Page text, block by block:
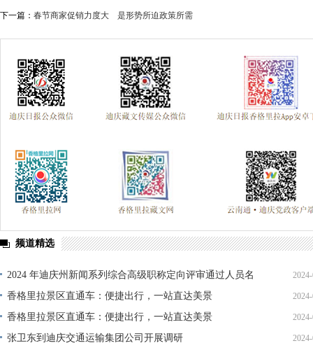
下一篇： 春节商家促销力度大 是形势所迫政策所需
频道精选
2024 年迪庆州新闻系列综合高级职称定向评审通过人员名
单公示
香格里拉景区直通车：便捷出行，一站直达美景
香格里拉景区直通车：便捷出行，一站直达美景
张卫东到迪庆交通运输集团公司开展调研